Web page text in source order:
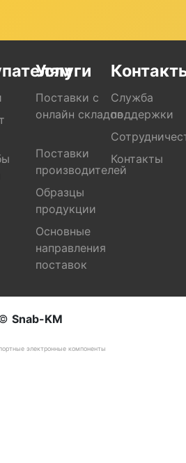
Услуги
Поставки с
онлайн складов
Поставки
производителей
Образцы
продукции
Основные
направления
поставок
Служба
поддержки
Контакты
Snab-KM
электронные компоненты